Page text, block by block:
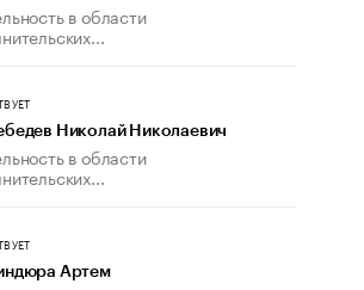
в области
Николай Николаевич
в области
Артем